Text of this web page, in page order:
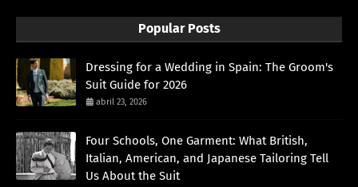
Popular Posts
Dressing for a Wedding in Spain: The Groom's
Suit Guide for 2026
abril 23, 2026
Four Schools, One Garment: What British,
Italian, American, and Japanese Tailoring Tell
Us About the Suit